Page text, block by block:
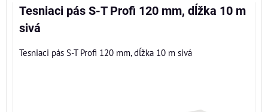
Tesniaci pás S-T Profi 120 mm, dĺžka 10 m
sivá
Tesniaci pás S-T Profi 120 mm, dĺžka 10 m sivá